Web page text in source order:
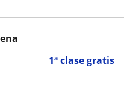
1ª clase gratis